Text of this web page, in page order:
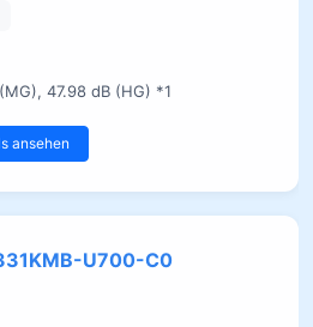
47.98 dB (HG) *1
ansehen
U700-C0